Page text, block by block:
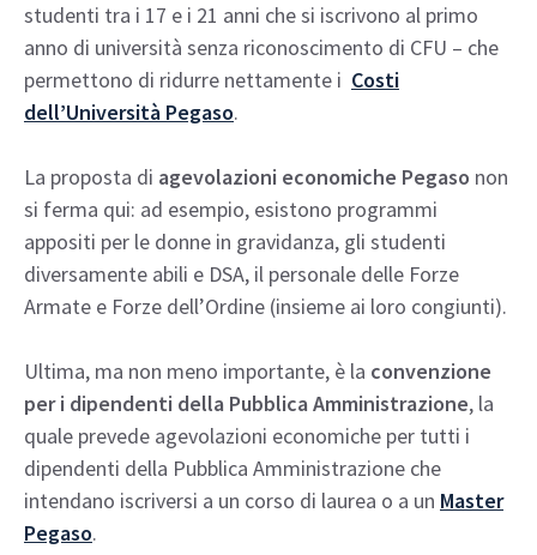
studenti tra i 17 e i 21 anni che si iscrivono al primo
anno di università senza riconoscimento di CFU – che
permettono di ridurre nettamente i Costi
dell’Università Pegaso.
La proposta di agevolazioni economiche Pegaso non
si ferma qui: ad esempio, esistono programmi
appositi per le donne in gravidanza, gli studenti
diversamente abili e DSA, il personale delle Forze
Armate e Forze dell’Ordine (insieme ai loro congiunti).
Ultima, ma non meno importante, è la convenzione
per i dipendenti della Pubblica Amministrazione, la
quale prevede agevolazioni economiche per tutti i
dipendenti della Pubblica Amministrazione che
intendano iscriversi a un corso di laurea o a un Master
Pegaso.